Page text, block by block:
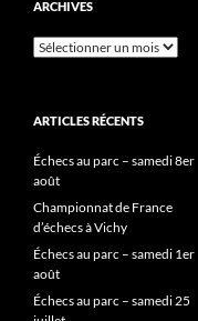
ARCHIVES
Archives
ARTICLES RÉCENTS
Échecs au parc – samedi 8er
août
Championnat de France
d’échecs à Vichy
Échecs au parc – samedi 1er
août
Échecs au parc – samedi 25